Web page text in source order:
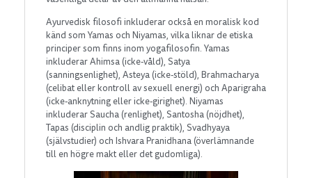
Ayurvedisk filosofi inkluderar också en moralisk kod
känd som Yamas och Niyamas, vilka liknar de etiska
principer som finns inom yogafilosofin. Yamas
inkluderar Ahimsa (icke-våld), Satya
(sanningsenlighet), Asteya (icke-stöld), Brahmacharya
(celibat eller kontroll av sexuell energi) och Aparigraha
(icke-anknytning eller icke-girighet). Niyamas
inkluderar Saucha (renlighet), Santosha (nöjdhet),
Tapas (disciplin och andlig praktik), Svadhyaya
(självstudier) och Ishvara Pranidhana (överlämnande
till en högre makt eller det gudomliga).